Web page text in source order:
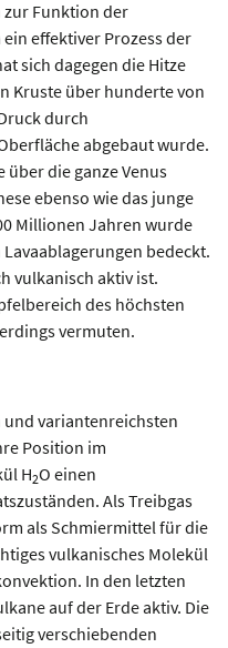
Funktion der
effektiver Prozess der
sich dagegen die Hitze
Kruste über hunderte von
durch
abgebaut wurde.
über die ganze Venus
ebenso wie das junge
Millionen Jahren wurde
bedeckt.
vulkanisch aktiv ist.
des höchsten
vermuten.
und variantenreichsten
Position im
H2O einen
Als Treibgas
als Schmiermittel für die
vulkanisches Molekül
In den letzten
auf der Erde aktiv. Die
verschiebenden